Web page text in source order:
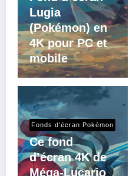
Lugia
(Pokémon) en
4K pour PC et
mobile
Fonds d’écran Pokémon
Ce fond
d’écran 4K de
Méga-Lucario